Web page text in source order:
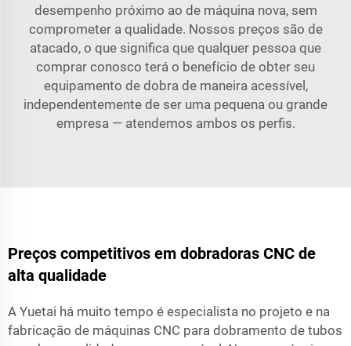
desempenho próximo ao de máquina nova, sem
comprometer a qualidade. Nossos preços são de
atacado, o que significa que qualquer pessoa que
comprar conosco terá o benefício de obter seu
equipamento de dobra de maneira acessível,
independentemente de ser uma pequena ou grande
empresa — atendemos ambos os perfis.
Preços competitivos em dobradoras CNC de
alta qualidade
A Yuetai há muito tempo é especialista no projeto e na
fabricação de máquinas CNC para dobramento de tubos